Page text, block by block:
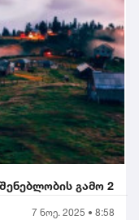
გამო 2
7 ნოე. 2025 • 8:58